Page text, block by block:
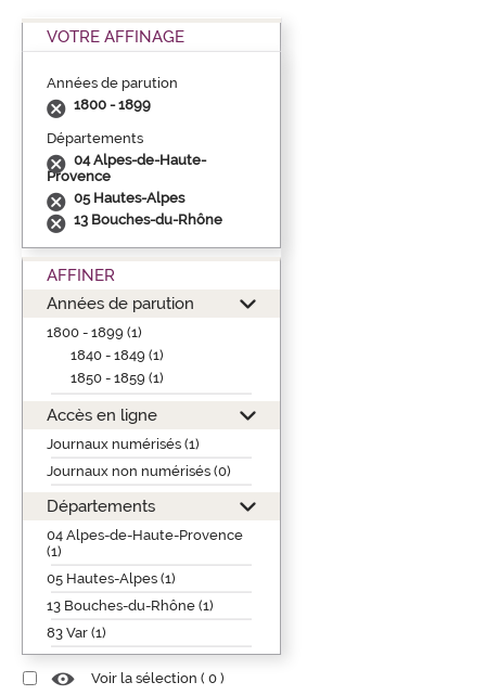
VOTRE AFFINAGE
Années de parution
1800 - 1899
Départements
04 Alpes-de-Haute-
Provence
05 Hautes-Alpes
13 Bouches-du-Rhône
AFFINER
Années de parution
1800 - 1899 (1)
1840 - 1849 (1)
1850 - 1859 (1)
Accès en ligne
Journaux numérisés (1)
Journaux non numérisés (0)
Départements
04 Alpes-de-Haute-Provence
(1)
05 Hautes-Alpes (1)
13 Bouches-du-Rhône (1)
83 Var (1)
Voir la sélection ( 0 )